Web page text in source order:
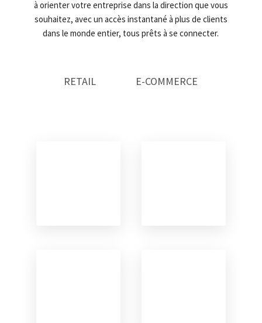
à orienter votre entreprise dans la direction que vous
souhaitez, avec un accès instantané à plus de clients
dans le monde entier, tous prêts à se connecter.
RETAIL E-COMMERCE